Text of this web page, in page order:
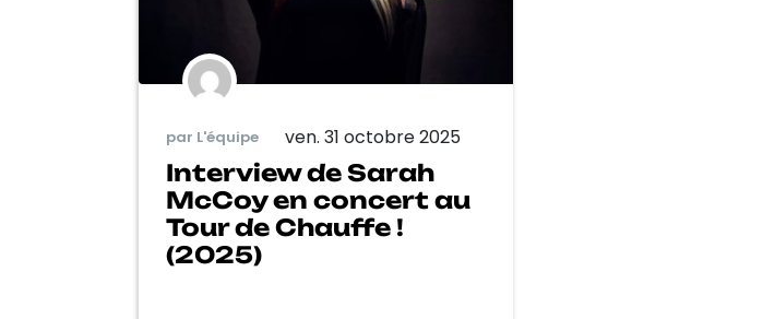
par L'équipe ven. 31 octobre 2025
Interview de Sarah
McCoy en concert au
Tour de Chauffe !
(2025)